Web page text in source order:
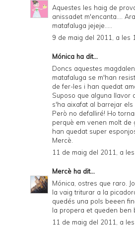
Aquestes les haig de
anissadet m'encanta....
matafaluga jejeje.....
9 de maig del 2011, a les
Mónica ha dit...
Doncs aquestes
matafaluga se m'han
de fer-les i han quedat
Suposo que alguna llavor
s'ha aixafat al barrejar els
Però no defalliré! Ho
perquè em venen molt de
han quedat super
Mercè.
11 de maig del 2011, a
Mercè ha dit...
Mónica, ostres que raro.
la vaig triturar a la
quedés una pols beeen
la propera et queden ben
11 de maig del 2011, a